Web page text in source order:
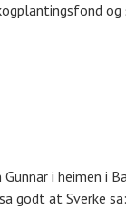
i heimen
godt at Sverke